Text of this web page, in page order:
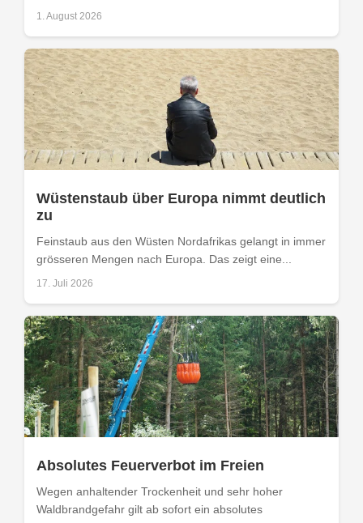
1. August 2026
Wüstenstaub über Europa nimmt deutlich
zu
Feinstaub aus den Wüsten Nordafrikas gelangt in immer
grösseren Mengen nach Europa. Das zeigt eine...
17. Juli 2026
Absolutes Feuerverbot im Freien
Wegen anhaltender Trockenheit und sehr hoher
Waldbrandgefahr gilt ab sofort ein absolutes